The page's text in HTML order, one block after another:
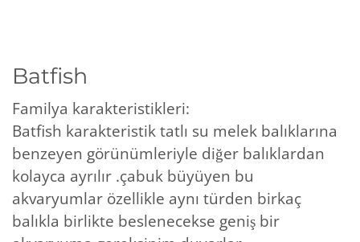
Batfish
Familya karakteristikleri:
Batfish karakteristik tatlı su melek balıklarına
benzeyen görünümleriyle diğer balıklardan
kolayca ayrılır .çabuk büyüyen bu
akvaryumlar özellikle aynı türden birkaç
balıkla birlikte beslenecekse geniş bir